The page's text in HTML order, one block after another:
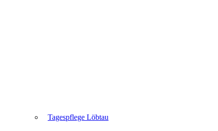
Tagespflege Löbtau